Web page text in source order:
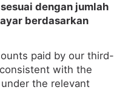
dengan jumlah
berdasarkan
paid by our third-
with the
the relevant